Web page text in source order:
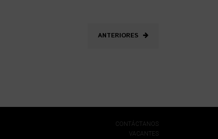
ANTERIORES
CONTÁCTANOS
VACANTES